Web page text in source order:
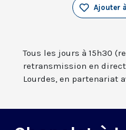
Ajouter
Tous les jours à 15h30
retransmission en
Lourdes, en partenariat